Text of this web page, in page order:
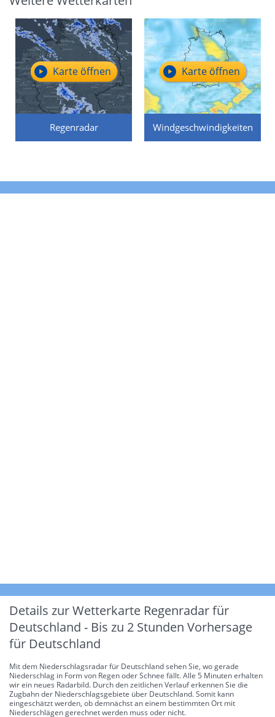
Regenradar
Karte öffnen
Windgeschwindigkeiten
Karte öffnen
Details zur Wetterkarte Regenradar für
Deutschland - Bis zu 2 Stunden Vorhersage
für Deutschland
Mit dem Niederschlagsradar für Deutschland sehen Sie, wo gerade
Niederschlag in Form von Regen oder Schnee fällt. Alle 5 Minuten erhalten
wir ein neues Radarbild. Durch den zeitlichen Verlauf erkennen Sie die
Zugbahn der Niederschlagsgebiete über Deutschland. Somit kann
eingeschätzt werden, ob demnächst an einem bestimmten Ort mit
Niederschlägen gerechnet werden muss oder nicht.